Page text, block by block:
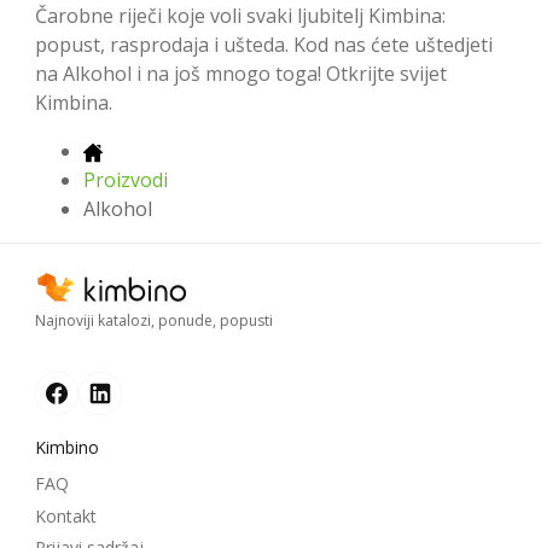
Čarobne riječi koje voli svaki ljubitelj Kimbina:
popust, rasprodaja i ušteda. Kod nas ćete uštedjeti
na Alkohol i na još mnogo toga! Otkrijte svijet
Kimbina.
Proizvodi
Alkohol
Najnoviji katalozi, ponude, popusti
Kimbino
FAQ
Kontakt